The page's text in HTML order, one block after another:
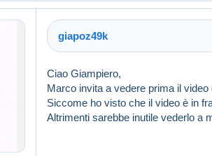
giapoz49k
Ciao Giampiero,
Marco invita a vedere prima il
Siccome ho visto che il video è in
Altrimenti sarebbe inutile vederlo a